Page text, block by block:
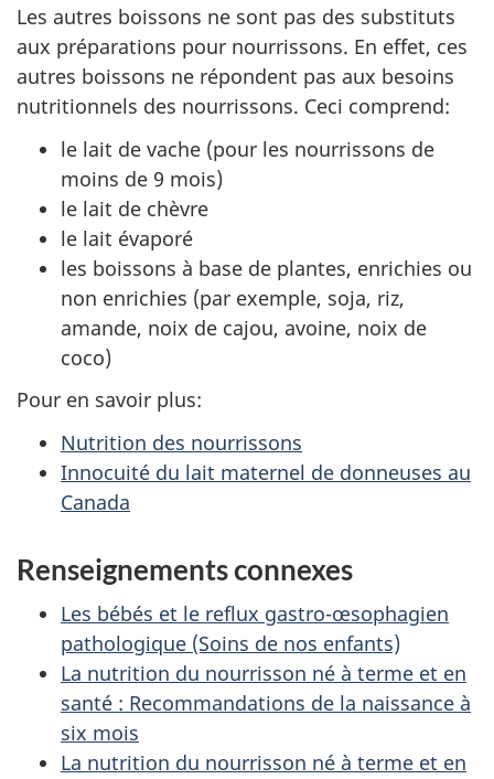
Les autres boissons ne sont pas des substituts
aux préparations pour nourrissons. En effet, ces
autres boissons ne répondent pas aux besoins
nutritionnels des nourrissons. Ceci comprend:
le lait de vache (pour les nourrissons de
moins de 9 mois)
le lait de chèvre
le lait évaporé
les boissons à base de plantes, enrichies ou
non enrichies (par exemple, soja, riz,
amande, noix de cajou, avoine, noix de
coco)
Pour en savoir plus:
Nutrition des nourrissons
Innocuité du lait maternel de donneuses au
Canada
Renseignements connexes
Les bébés et le reflux gastro-œsophagien
pathologique (Soins de nos enfants)
La nutrition du nourrisson né à terme et en
santé : Recommandations de la naissance à
six mois
La nutrition du nourrisson né à terme et en